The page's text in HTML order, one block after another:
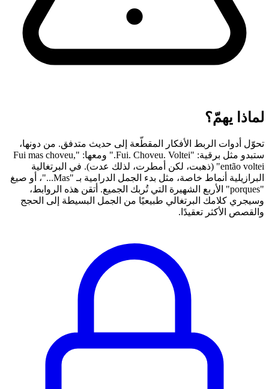
لماذا يهمّ؟
تحوّل أدوات الربط الأفكار المقطّعة إلى حديث متدفق. من دونها،
ستبدو مثل برقية: "Fui. Choveu. Voltei." ومعها: "Fui mas choveu,
então voltei" (ذهبت، لكن أمطرت، لذلك عدت). في البرتغالية
البرازيلية أنماط خاصة، مثل بدء الجمل الدرامية بـ "Mas..."، أو صيغ
"porques" الأربع الشهيرة التي تُربك الجميع. أتقن هذه الروابط،
وسيجري كلامك البرتغالي طبيعيًا من الجمل البسيطة إلى الحجج
والقصص الأكثر تعقيدًا.